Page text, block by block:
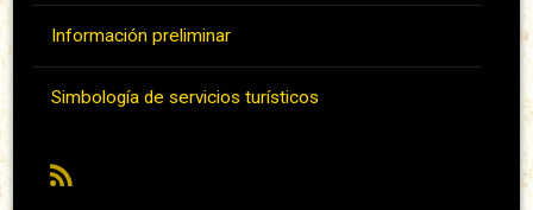
Información preliminar
Simbología de servicios turísticos
RSS